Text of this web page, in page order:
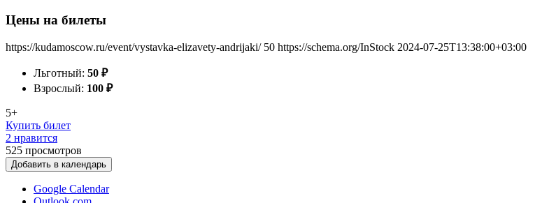
Цены на билеты
https://kudamoscow.ru/event/vystavka-elizavety-andrijaki/ 50 https://schema.org/InStock 2024-07-25T13:38:00+03:00
Льготный: 50 ₽
Взрослый: 100 ₽
5+
Купить билет
2 нравится
525 просмотров
Добавить в календарь
Google Calendar